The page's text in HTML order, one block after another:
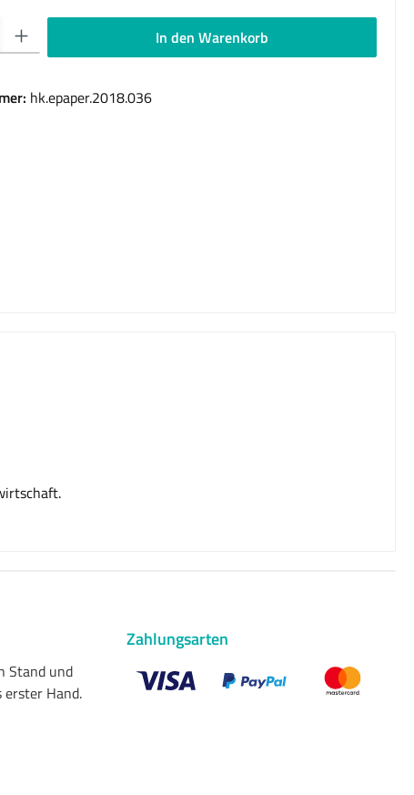
Gib den gewünschten Wert ein oder benutze die Schaltflächen um die
In den Warenkorb
hk.epaper.2018.036
Stand und
erster Hand.
Zahlungsarten